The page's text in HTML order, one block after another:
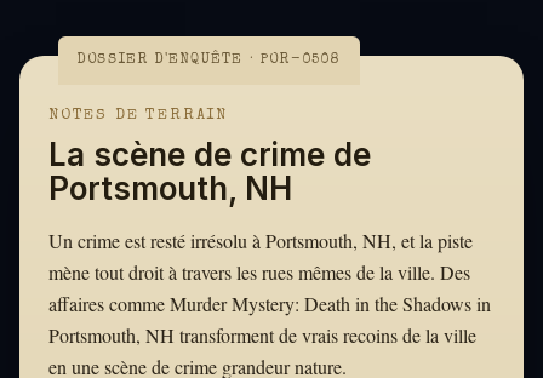
DOSSIER D'ENQUÊTE · POR-0508
NOTES DE TERRAIN
La scène de crime de
Portsmouth, NH
Un crime est resté irrésolu à Portsmouth, NH, et la piste
mène tout droit à travers les rues mêmes de la ville. Des
affaires comme Murder Mystery: Death in the Shadows in
Portsmouth, NH transforment de vrais recoins de la ville
en une scène de crime grandeur nature.